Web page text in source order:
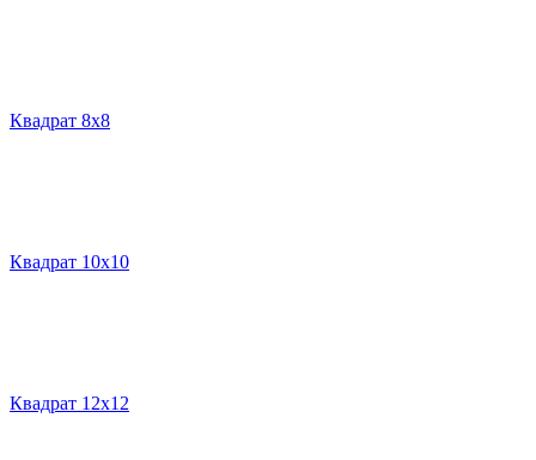
Квадрат 8х8
Квадрат 10х10
Квадрат 12х12